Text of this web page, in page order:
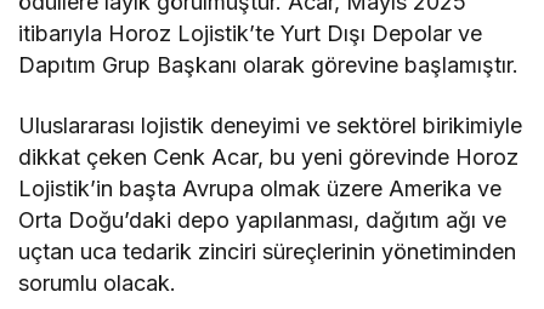
itibarıyla Horoz Lojistik’te Yurt Dışı Depolar ve
Dapıtım Grup Başkanı olarak görevine başlamıştır.
Uluslararası lojistik deneyimi ve sektörel birikimiyle
dikkat çeken Cenk Acar, bu yeni görevinde Horoz
Lojistik’in başta Avrupa olmak üzere Amerika ve
Orta Doğu’daki depo yapılanması, dağıtım ağı ve
uçtan uca tedarik zinciri süreçlerinin yönetiminden
sorumlu olacak.